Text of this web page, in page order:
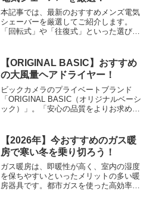
本記事では、最新のおすすめメンズ電気
シェーバーを厳選してご紹介します。
「回転式」や「往復式」といった選び方
の人気モデルまで徹底解説。あなたにぴ
ったりの一台を見つけて、毎朝の身だし
なみタイムを、もっとスマートで心地よ
いものに変えてみませんか？
【ORIGINAL BASIC】おすすめ
の大風量ヘアドライヤー！
ビックカメラのプライベートブランド
「ORIGINAL BASIC（オリジナルベーシ
ック）」。「安心の品質をよりお求めや
手頃価格で提供するオリジナルブランド
です。
【2026年】今おすすめのガス暖
房で寒い冬を乗り切ろう！
ガス暖房は、即暖性が高く、室内の湿度
を保ちやすいといったメリットの多い暖
房器具です。都市ガスを使った高効率で